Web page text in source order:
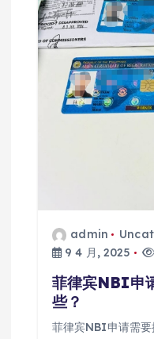
admin
9 4 月, 2025
菲律宾NBI申
些？
菲律宾NBI申请需